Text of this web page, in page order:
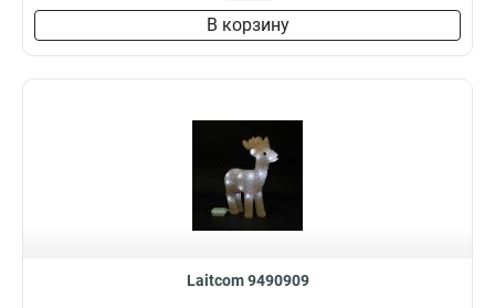
В корзину
Laitcom 9490909